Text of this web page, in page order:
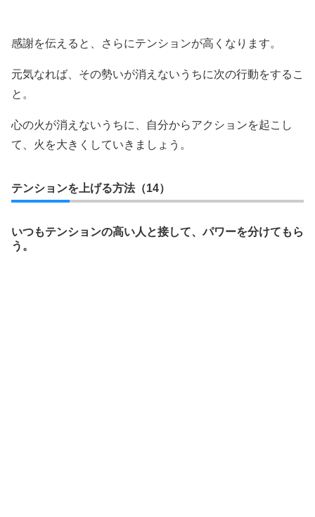
感謝を伝えると、さらにテンションが高くなります。
元気なれば、その勢いが消えないうちに次の行動をするこ
と。
心の火が消えないうちに、自分からアクションを起こし
て、火を大きくしていきましょう。
テンションを上げる方法（14）
いつもテンションの高い人と接して、パワーを分けてもら
う。